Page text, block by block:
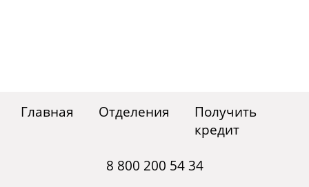
Главная Отделения
Получить
кредит
8 800 200 54 34